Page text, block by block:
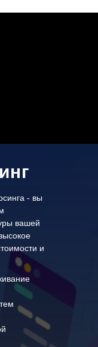
- вы
вашей
и